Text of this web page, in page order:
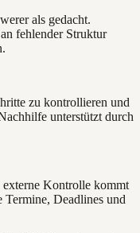
als gedacht.
fehlender Struktur
zu kontrollieren und
unterstützt durch
Kontrolle kommt
Termine, Deadlines und